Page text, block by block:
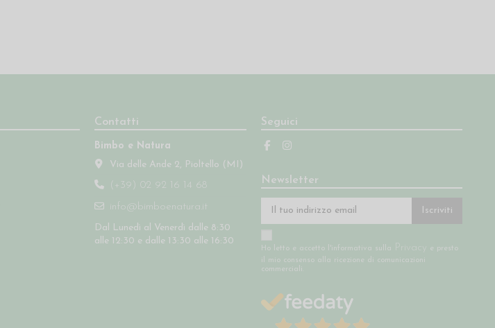
Contatti
Bimbo e Natura
Via delle Ande 2, Pioltello (MI)
(+39) 02 92 16 14 68
info@bimboenatura.it
Dal Lunedì al Venerdì dalle 8:30
alle 12:30 e dalle 13:30 alle 16:30
Seguici
Newsletter
Iscriviti
Ho letto e accetto l'informativa sulla Privacy
e presto
il mio consenso alla ricezione di comunicazioni
commerciali.